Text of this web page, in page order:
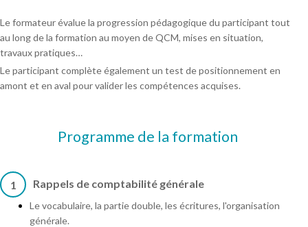
Le formateur évalue la progression pédagogique du participant tout
au long de la formation au moyen de QCM, mises en situation,
travaux pratiques…
Le participant complète également un test de positionnement en
amont et en aval pour valider les compétences acquises.
Programme de la formation
1 Rappels de comptabilité générale
Le vocabulaire, la partie double, les écritures, l'organisation
générale.